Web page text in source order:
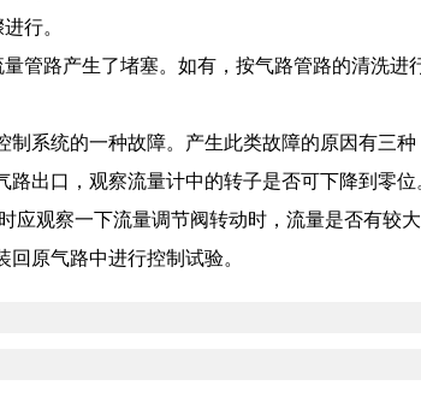
行。
路产生了堵塞。如有，按气路管路的清洗进
统的一种故障。产生此类故障的原因有三种
出口，观察流量计中的转子是否可下降到零
观察一下流量调节阀转动时，流量是否有较
原气路中进行控制试验。